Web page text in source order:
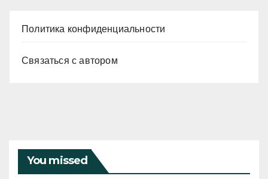
Политика конфиденциальности
Связаться с автором
You missed